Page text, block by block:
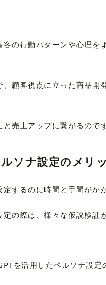
の行動パターンや心理
顧客視点に立った商品開
売上アップに繋がるのです
ソナ設定のメリ
するのに時間と手間がか
の際は、様々な仮説検
を活用したペルソナ設定